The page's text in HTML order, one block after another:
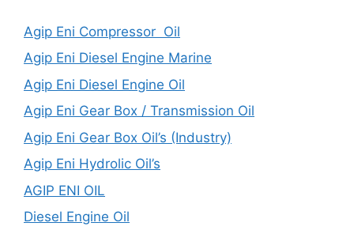
Agip Eni Compressor Oil
Agip Eni Diesel Engine Marine
Agip Eni Diesel Engine Oil
Agip Eni Gear Box / Transmission Oil
Agip Eni Gear Box Oil’s (Industry)
Agip Eni Hydrolic Oil’s
AGIP ENI OIL
Diesel Engine Oil